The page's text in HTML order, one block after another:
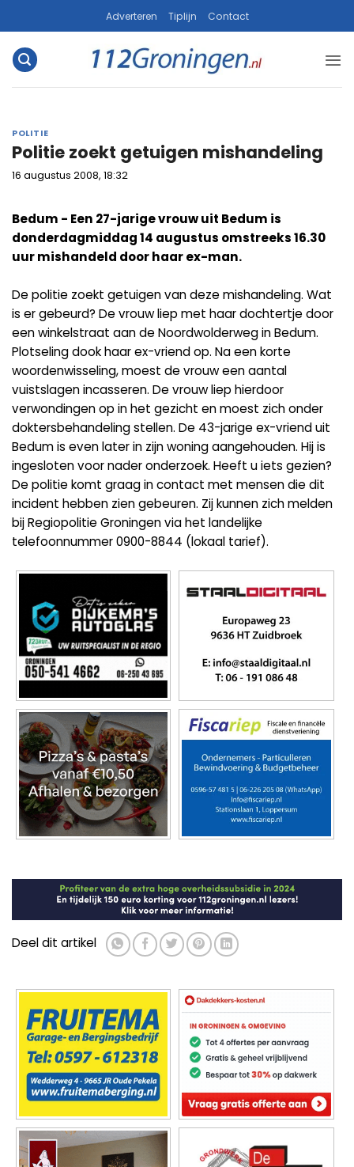
naar
inhoud
Adverteren Tiplijn Contact
POLITIE
Politie zoekt getuigen mishandeling
16 augustus 2008, 18:32
Bedum - Een 27-jarige vrouw uit Bedum is
donderdagmiddag 14 augustus omstreeks 16.30
uur mishandeld door haar ex-man.
De politie zoekt getuigen van deze mishandeling. Wat
is er gebeurd? De vrouw liep met haar dochtertje door
een winkelstraat aan de Noordwolderweg in Bedum.
Plotseling dook haar ex-vriend op. Na een korte
woordenwisseling, moest de vrouw een aantal
vuistslagen incasseren. De vrouw liep hierdoor
verwondingen op in het gezicht en moest zich onder
doktersbehandeling stellen. De 43-jarige ex-vriend uit
Bedum is even later in zijn woning aangehouden. Hij is
ingesloten voor nader onderzoek. Heeft u iets gezien?
De politie komt graag in contact met mensen die dit
incident hebben zien gebeuren. Zij kunnen zich melden
bij Regiopolitie Groningen via het landelijke
telefoonnummer 0900-8844 (lokaal tarief).
Deel dit artikel